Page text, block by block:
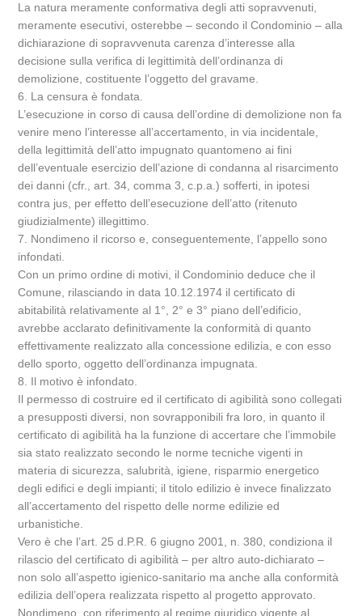
La natura meramente conformativa degli atti sopravvenuti,
meramente esecutivi, osterebbe – secondo il Condominio – alla
dichiarazione di sopravvenuta carenza d’interesse alla
decisione sulla verifica di legittimità dell’ordinanza di
demolizione, costituente l’oggetto del gravame.
6. La censura è fondata.
L’esecuzione in corso di causa dell’ordine di demolizione non fa
venire meno l’interesse all’accertamento, in via incidentale,
della legittimità dell’atto impugnato quantomeno ai fini
dell’eventuale esercizio dell’azione di condanna al risarcimento
dei danni (cfr., art. 34, comma 3, c.p.a.) sofferti, in ipotesi
contra jus, per effetto dell’esecuzione dell’atto (ritenuto
giudizialmente) illegittimo.
7. Nondimeno il ricorso e, conseguentemente, l’appello sono
infondati.
Con un primo ordine di motivi, il Condominio deduce che il
Comune, rilasciando in data 10.12.1974 il certificato di
abitabilità relativamente al 1°, 2° e 3° piano dell’edificio,
avrebbe acclarato definitivamente la conformità di quanto
effettivamente realizzato alla concessione edilizia, e con esso
dello sporto, oggetto dell’ordinanza impugnata.
8. Il motivo è infondato.
Il permesso di costruire ed il certificato di agibilità sono collegati
a presupposti diversi, non sovrapponibili fra loro, in quanto il
certificato di agibilità ha la funzione di accertare che l’immobile
sia stato realizzato secondo le norme tecniche vigenti in
materia di sicurezza, salubrità, igiene, risparmio energetico
degli edifici e degli impianti; il titolo edilizio è invece finalizzato
all’accertamento del rispetto delle norme edilizie ed
urbanistiche.
Vero è che l’art. 25 d.P.R. 6 giugno 2001, n. 380, condiziona il
rilascio del certificato di agibilità – per altro auto-dichiarato –
non solo all’aspetto igienico-sanitario ma anche alla conformità
edilizia dell’opera realizzata rispetto al progetto approvato.
Nondimeno, con riferimento al regime giuridico vigente al